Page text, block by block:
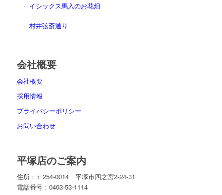
イシックス馬入のお花畑
村井弦斎通り
会社概要
会社概要
採用情報
プライバシーポリシー
お問い合わせ
平塚店のご案内
住所：〒254-0014 平塚市四之宮2-24-31
電話番号：0463-53-1114